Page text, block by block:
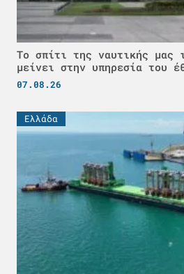
Το σπίτι της ναυτικής μας
μείνει στην υπηρεσία του
07.08.26
Ελλάδα